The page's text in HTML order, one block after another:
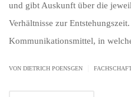
und gibt Auskunft über die
Verhältnisse zur
Kommunikationsmittel, in
VON DIETRICH POENSGEN